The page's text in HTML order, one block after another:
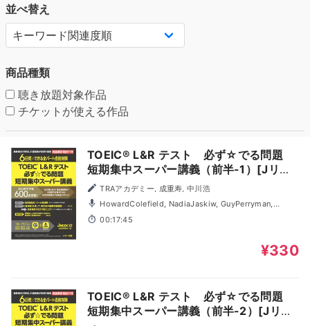
並べ替え
商品種類
聴き放題対象作品
チケットが使える作品
TOEIC® L&R テスト 必ず☆でる問題
短期集中スーパー講義（前半-1）[Jリサ
ーチ出版]
TRAアカデミー, 成重寿, 中川浩
SarahGreaves
00:17:45
¥330
TOEIC® L&R テスト 必ず☆でる問題
短期集中スーパー講義（前半-2）[Jリサ